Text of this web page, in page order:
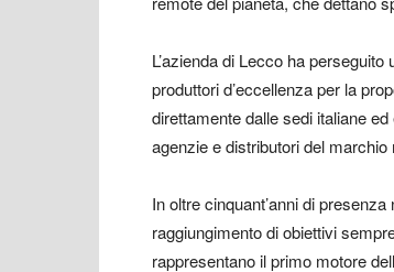
L’azienda di Lecco ha
produttori d’eccellenza per la
direttamente dalle sedi italiane
agenzie e distributori del marchio
In oltre cinquant’anni di
raggiungimento di obiettivi
rappresentano il primo motore